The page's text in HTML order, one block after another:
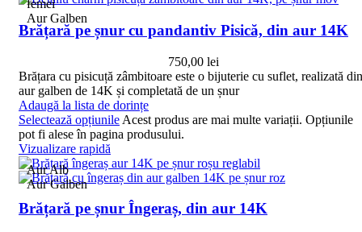
Aur Galben
Aur Alb
Aur Galben
Brățară pe șnur cu pandantiv Pisică, din aur 14K
750,00 lei
Brățara cu pisicuță zâmbitoare este o bijuterie cu suflet, realizată din
aur galben de 14K și completată de un șnur
Adaugă la lista de dorințe
Selectează opțiunile Acest produs are mai multe variații. Opțiunile
pot fi alese în pagina produsului.
Vizualizare rapidă
Brățară pe șnur Îngeraș, din aur 14K